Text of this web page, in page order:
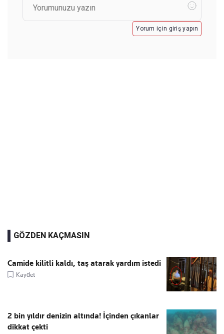
Yorum için giriş yapın
GÖZDEN KAÇMASIN
Camide kilitli kaldı, taş atarak yardım istedi
Kaydet
2 bin yıldır denizin altında! İçinden çıkanlar
dikkat çekti